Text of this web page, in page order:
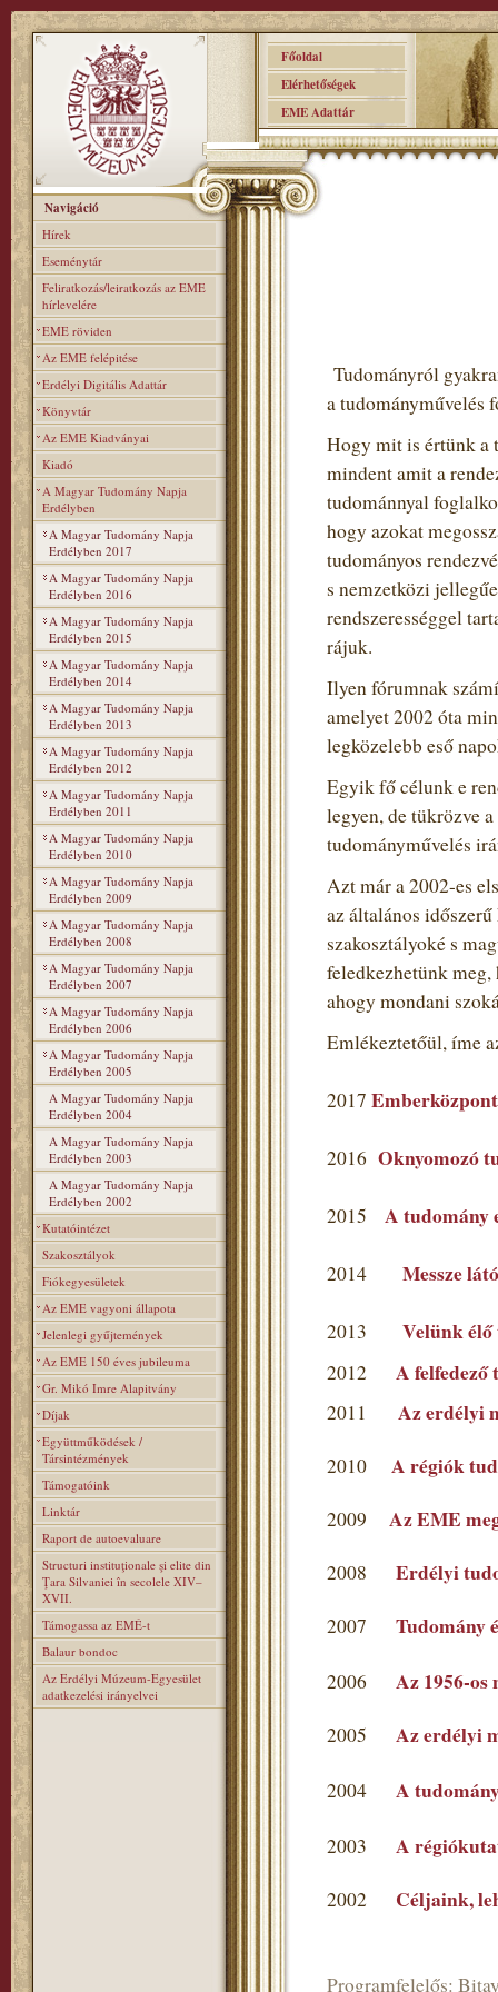
Főoldal
Elérhetőségek
EME Adattár
Navigáció
Hírek
Eseménytár
Feliratkozás/leiratkozás az EME
hírlevelére
EME röviden
Az EME felépitése
Erdélyi Digitális Adattár
Könyvtár
Az EME Kiadványai
Kiadó
A Magyar Tudomány Napja
Erdélyben
A Magyar Tudomány Napja
Erdélyben 2017
A Magyar Tudomány Napja
Erdélyben 2016
A Magyar Tudomány Napja
Erdélyben 2015
A Magyar Tudomány Napja
Erdélyben 2014
A Magyar Tudomány Napja
Erdélyben 2013
A Magyar Tudomány Napja
Erdélyben 2012
A Magyar Tudomány Napja
Erdélyben 2011
A Magyar Tudomány Napja
Erdélyben 2010
A Magyar Tudomány Napja
Erdélyben 2009
A Magyar Tudomány Napja
Erdélyben 2008
A Magyar Tudomány Napja
Erdélyben 2007
A Magyar Tudomány Napja
Erdélyben 2006
A Magyar Tudomány Napja
Erdélyben 2005
A Magyar Tudomány Napja
Erdélyben 2004
A Magyar Tudomány Napja
Erdélyben 2003
A Magyar Tudomány Napja
Erdélyben 2002
Kutatóintézet
Szakosztályok
Fiókegyesületek
Az EME vagyoni állapota
Jelenlegi gyűjtemények
Az EME 150 éves jubileuma
Gr. Mikó Imre Alapitvány
Díjak
Együttműködések /
Társintézmények
Támogatóink
Linktár
Raport de autoevaluare
Structuri instituţionale şi elite din
Ţara Silvaniei în secolele XIV–
XVII.
Támogassa az EMÉ-t
Balaur bondoc
Az Erdélyi Múzeum-Egyesület
adatkezelési irányelvei
Tudományról
a tudományművelés
Hogy mit is értünk a
mindent amit a
tudománnyal
hogy azokat
tudományos
s nemzetközi
rendszerességgel
rájuk.
Ilyen fórumnak
amelyet 2002 óta
legközelebb eső
Egyik fő célunk e
legyen, de tükrözve
tudományművelés
Azt már a 2002-es
az általános
szakosztályoké s
feledkezhetünk meg,
ahogy mondani
Emlékeztetőül, íme
2017
2016 Oknyomozó
2015 A tudomány
2014 Messze
2013 Velünk
2012 A felfedező
2011 Az erdélyi
2010 A régiók
2009 Az EME
2008 Erdélyi
2007 Tudomány
2006 Az 1956-
2005 Az erdélyi
2004 A
2003 A
2002 Céljaink,
Programfelelős: